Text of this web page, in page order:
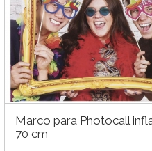
Marco para Photocall
70 cm